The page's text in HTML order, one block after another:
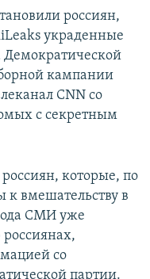
россиян,
украденные
Демократической
кампании
CNN со
с секретным
которые, по
вмешательству в
СМИ уже
со
партии.